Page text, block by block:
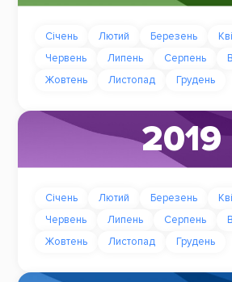
Січень Лютий Березень
Червень
Липень Серпень
Жовтень
Листопад Грудень
2019
Січень Лютий Березень
Червень
Липень Серпень
Жовтень
Листопад Грудень